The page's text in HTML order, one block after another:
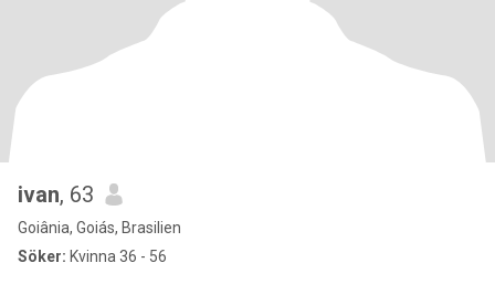
ivan, 63
Goiânia, Goiás, Brasilien
Söker: Kvinna 36 - 56